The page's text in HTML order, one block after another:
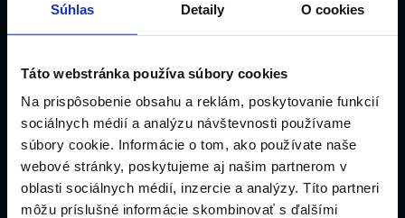
Súhlas Detaily O cookies
Táto webstránka používa súbory cookies
Na prispôsobenie obsahu a reklám, poskytovanie funkcií
sociálnych médií a analýzu návštevnosti používame
súbory cookie. Informácie o tom, ako používate naše
webové stránky, poskytujeme aj našim partnerom v
oblasti sociálnych médií, inzercie a analýzy. Títo partneri
môžu príslušné informácie skombinovať s ďalšími